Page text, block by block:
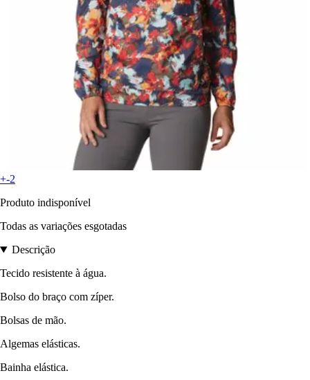
+-2
Produto indisponível
Todas as variações esgotadas
Descrição
Tecido resistente à água.
Bolso do braço com zíper.
Bolsas de mão.
Algemas elásticas.
Bainha elástica.